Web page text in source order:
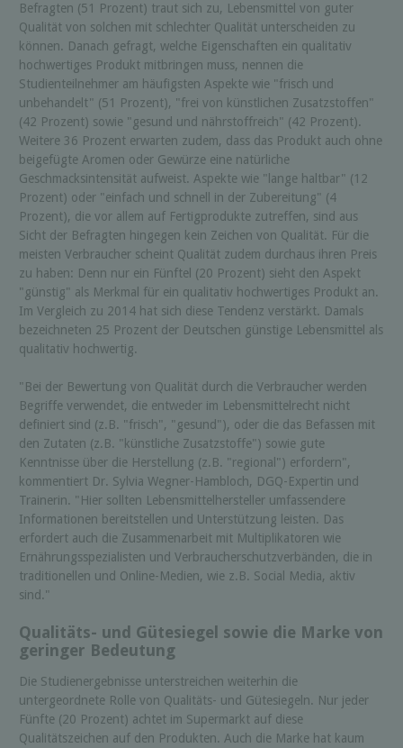
Befragten (51 Prozent) traut sich zu, Lebensmittel von guter
Qualität von solchen mit schlechter Qualität unterscheiden zu
können. Danach gefragt, welche Eigenschaften ein qualitativ
hochwertiges Produkt mitbringen muss, nennen die
Studienteilnehmer am häufigsten Aspekte wie "frisch und
unbehandelt" (51 Prozent), "frei von künstlichen Zusatzstoffen"
(42 Prozent) sowie "gesund und nährstoffreich" (42 Prozent).
Weitere 36 Prozent erwarten zudem, dass das Produkt auch ohne
beigefügte Aromen oder Gewürze eine natürliche
Geschmacksintensität aufweist. Aspekte wie "lange haltbar" (12
Prozent) oder "einfach und schnell in der Zubereitung" (4
Prozent), die vor allem auf Fertigprodukte zutreffen, sind aus
Sicht der Befragten hingegen kein Zeichen von Qualität. Für die
meisten Verbraucher scheint Qualität zudem durchaus ihren Preis
zu haben: Denn nur ein Fünftel (20 Prozent) sieht den Aspekt
"günstig" als Merkmal für ein qualitativ hochwertiges Produkt an.
Im Vergleich zu 2014 hat sich diese Tendenz verstärkt. Damals
bezeichneten 25 Prozent der Deutschen günstige Lebensmittel als
qualitativ hochwertig.
"Bei der Bewertung von Qualität durch die Verbraucher werden
Begriffe verwendet, die entweder im Lebensmittelrecht nicht
definiert sind (z.B. "frisch", "gesund"), oder die das Befassen mit
den Zutaten (z.B. "künstliche Zusatzstoffe") sowie gute
Kenntnisse über die Herstellung (z.B. "regional") erfordern",
kommentiert Dr. Sylvia Wegner-Hambloch, DGQ-Expertin und
Trainerin. "Hier sollten Lebensmittelhersteller umfassendere
Informationen bereitstellen und Unterstützung leisten. Das
erfordert auch die Zusammenarbeit mit Multiplikatoren wie
Ernährungsspezialisten und Verbraucherschutzverbänden, die in
traditionellen und Online-Medien, wie z.B. Social Media, aktiv
sind."
Qualitäts- und Gütesiegel sowie die Marke von
geringer Bedeutung
Die Studienergebnisse unterstreichen weiterhin die
untergeordnete Rolle von Qualitäts- und Gütesiegeln. Nur jeder
Fünfte (20 Prozent) achtet im Supermarkt auf diese
Qualitätszeichen auf den Produkten. Auch die Marke hat kaum